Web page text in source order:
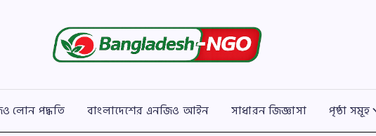
Bangladesh
NGO
বাংলাদেশের
সকল
সংক্রান্ত
লোন পদ্ধতি বাংলাদেশের এনজিও আইন সাধারন জিজ্ঞাসা পৃষ্ঠা সমূহ